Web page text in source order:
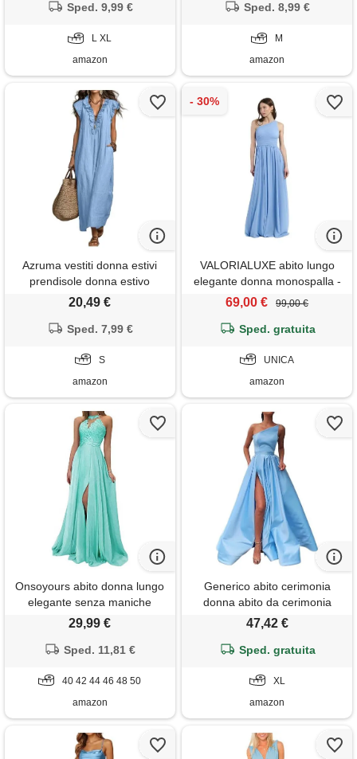
alta formale maxi abiti da
impero a azzurro l
Sped. 9,99 €
L XL
amazon
per ospiti con tasche
primavera, sexy, curvy, da
cerimonia
Sped. 8,99 €
M
amazon
Azruma vestiti donna estivi
prendisole donna estivo
cotone vestito cerimonia
monocolore collo flying sleeve
midi oscillante spiaggia boho
abiti
20,49 €
Sped. 7,99 €
S
amazon
VALORIALUXE abito lungo
elegante donna monospalla -
corpetto plissettato, linea
fluida in tessuto morbido -
vestito da cerimonia, (it, testo,
jeans)
69,00 € 99,00 €
Sped. gratuita
UNICA
amazon
Onsoyours abito donna lungo
elegante senza maniche
bandage dress vestito da
damigella sera cocktail prom
29,99 €
Sped. 11,81 €
40 42 44 46 48 50
amazon
Generico abito cerimonia
donna abito da cerimonia
donna elegante lungo vestito
principessa per matrimonio
elegantes gli abiti cocktail
ragazza taglie forti
47,42 €
Sped. gratuita
XL
amazon